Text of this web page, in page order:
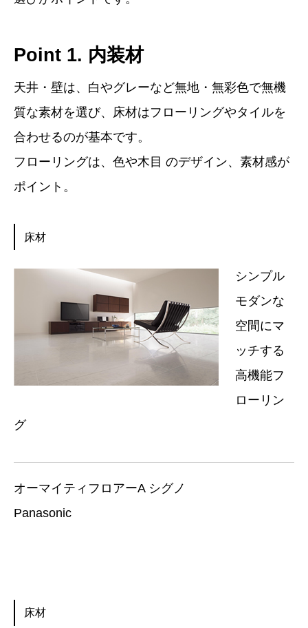
Point 1. 内装材
天井・壁は、白やグレーなど無地・無彩色で無機
質な素材を選び、床材はフローリングやタイルを
合わせるのが基本です。
フローリングは、色や木目 のデザイン、素材感が
ポイント。
床材
シンプル
モダンな
空間にマ
ッチする
高機能フ
ローリン
グ
オーマイティフロアーA シグノ
Panasonic
床材